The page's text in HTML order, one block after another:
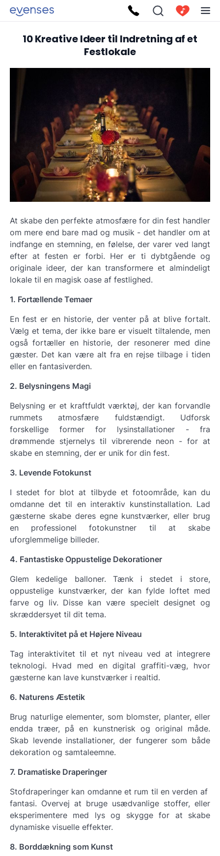
10 Kreative Ideer til Indretning af et
Festlokale
At skabe den perfekte atmosfære for din fest handler
om mere end bare mad og musik - det handler om at
indfange en stemning, en følelse, der varer ved langt
efter at festen er forbi. Her er ti dybtgående og
originale ideer, der kan transformere et almindeligt
lokale til en magisk oase af festlighed.
1. Fortællende Temaer
En fest er en historie, der venter på at blive fortalt.
Vælg et tema, der ikke bare er visuelt tiltalende, men
også fortæller en historie, der resonerer med dine
gæster. Det kan være alt fra en rejse tilbage i tiden
eller en fantasiverden.
2. Belysningens Magi
Belysning er et kraftfuldt værktøj, der kan forvandle
rummets atmosfære fuldstændigt. Udforsk
forskellige former for lysinstallationer - fra
drømmende stjernelys til vibrerende neon - for at
skabe en stemning, der er unik for din fest.
3. Levende Fotokunst
I stedet for blot at tilbyde et fotoområde, kan du
omdanne det til en interaktiv kunstinstallation. Lad
gæsterne skabe deres egne kunstværker, eller brug
en professionel fotokunstner til at skabe
uforglemmelige billeder.
4. Fantastiske Oppustelige Dekorationer
Glem kedelige balloner. Tænk i stedet i store,
oppustelige kunstværker, der kan fylde loftet med
farve og liv. Disse kan være specielt designet og
skræddersyet til dit tema.
5. Interaktivitet på et Højere Niveau
Tag interaktivitet til et nyt niveau ved at integrere
teknologi. Hvad med en digital graffiti-væg, hvor
gæsterne kan lave kunstværker i realtid.
6. Naturens Æstetik
Brug naturlige elementer, som blomster, planter, eller
endda træer, på en kunstnerisk og original måde.
Skab levende installationer, der fungerer som både
dekoration og samtaleemne.
7. Dramatiske Draperinger
Stofdraperinger kan omdanne et rum til en verden af ​​
fantasi. Overvej at bruge usædvanlige stoffer, eller
eksperimentere med lys og skygge for at skabe
dynamiske visuelle effekter.
8. Borddækning som Kunst